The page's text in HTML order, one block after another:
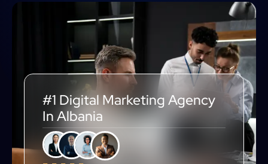
#1 Digital Marketing Agency
In Albania